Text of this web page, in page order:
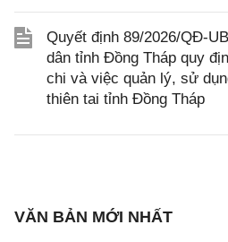
Quyết định 89/2026/QĐ-
dân tỉnh Đồng Tháp quy
chi và việc quản lý, sử
thiên tai tỉnh Đồng Tháp
VĂN BẢN MỚI NHẤT